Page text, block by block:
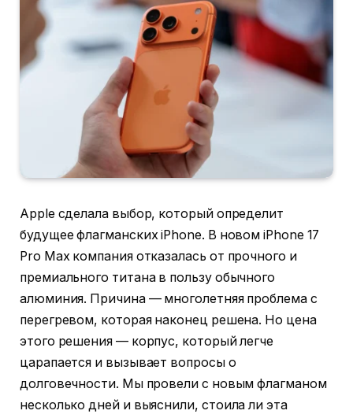
Apple сделала выбор, который определит
будущее флагманских iPhone. В новом iPhone 17
Pro Max компания отказалась от прочного и
премиального титана в пользу обычного
алюминия. Причина — многолетняя проблема с
перегревом, которая наконец решена. Но цена
этого решения — корпус, который легче
царапается и вызывает вопросы о
долговечности. Мы провели с новым флагманом
несколько дней и выяснили, стоила ли эта